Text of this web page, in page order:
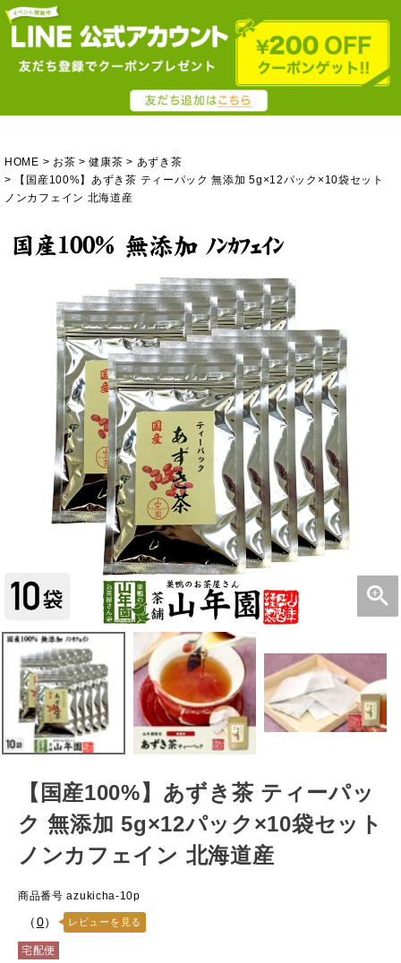
HOME お茶 健康茶
あずき茶
【国産100%】あずき茶 ティーパック 無添加 5g×12パック×10袋セット
ノンカフェイン 北海道産
【国産100%】あずき茶 ティーパッ
ク 無添加 5g×12パック×10袋セット
ノンカフェイン 北海道産
商品番号 azukicha-10p
（0） レビューを見る
宅配便